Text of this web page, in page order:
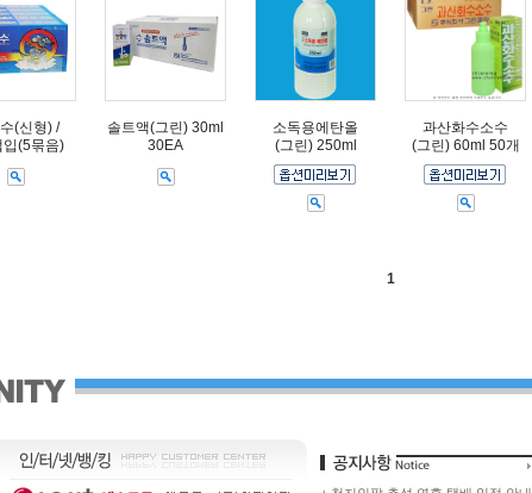
(신형) /
입(5묶음)
솔트액(그린) 30ml
30EA
소독용에탄올
(그린) 250ml
과산화수소수
(그린) 60ml 50개
1